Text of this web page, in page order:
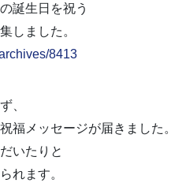
誕生日を祝う
しました。
8413
、
福メッセージが届きました。
いたりと
れます。